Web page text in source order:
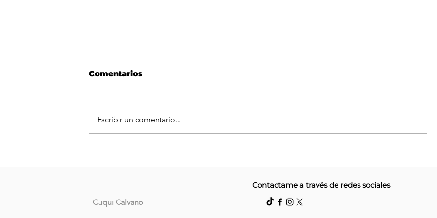
Cuqui Calvano presentó proyectos
Corrientes
Cuqui Calvano impulsa
Comentarios
Escribir un comentario...
Contactame a través de redes sociales
Cuqui Calvano